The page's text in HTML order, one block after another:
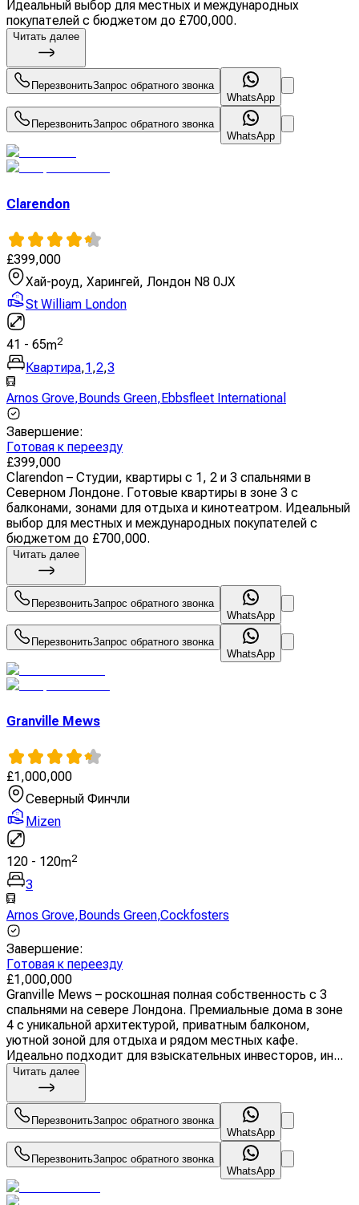
Идеальный выбор для местных и международных
покупателей с бюджетом до £700,000.
Читать далее
ПерезвонитьЗапрос обратного звонка
WhatsApp
ПерезвонитьЗапрос обратного звонка
WhatsApp
Clarendon
£399,000
Хай-роуд, Харингей, Лондон N8 0JX
St William London
41 - 65m2
Квартира,1,2,3
Arnos Grove,Bounds Green,Ebbsfleet International
Завершение:
Готовая к переезду
£399,000
Clarendon – Студии, квартиры с 1, 2 и 3 спальнями в
Северном Лондоне. Готовые квартиры в зоне 3 с
балконами, зонами для отдыха и кинотеатром. Идеальный
выбор для местных и международных покупателей с
бюджетом до £700,000.
Читать далее
ПерезвонитьЗапрос обратного звонка
WhatsApp
ПерезвонитьЗапрос обратного звонка
WhatsApp
Granville Mews
£1,000,000
Северный Финчли
Mizen
120 - 120m2
3
Arnos Grove,Bounds Green,Cockfosters
Завершение:
Готовая к переезду
£1,000,000
Granville Mews – роскошная полная собственность с 3
спальнями на севере Лондона. Премиальные дома в зоне
4 с уникальной архитектурой, приватным балконом,
уютной зоной для отдыха и рядом местных кафе.
Идеально подходит для взыскательных инвесторов, ин...
Читать далее
ПерезвонитьЗапрос обратного звонка
WhatsApp
ПерезвонитьЗапрос обратного звонка
WhatsApp